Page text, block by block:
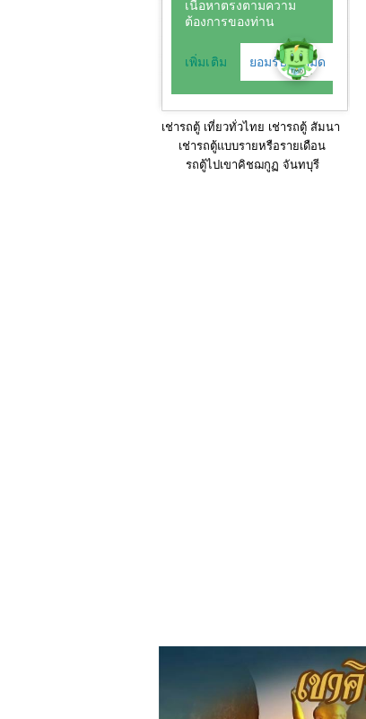
เช่ารถตู้ เที่ยวทั่วไทย เช่ารถตู้ สัมนา
เช่ารถตู้แบบรายหรือรายเดือน
รถตู้ไปเขาคิชฌกูฏ จันทบุรี